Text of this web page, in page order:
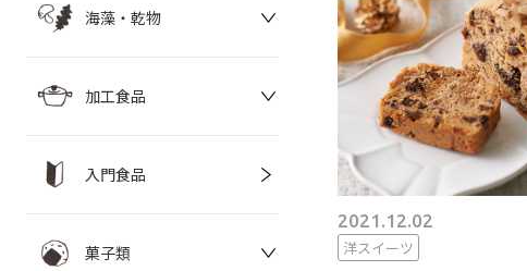
海藻・乾物
加工食品
入門食品
菓子類
2021.12.02
洋スイーツ